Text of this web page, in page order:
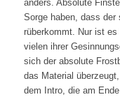
anders. Absolute
Sorge haben, dass
rüberkommt. Nur ist es
vielen ihrer
sich der absolute
das Material
dem Intro, die am